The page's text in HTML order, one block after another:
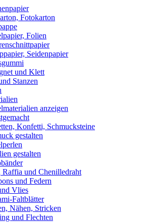
Fotokarton
Folien
Seidenpapier
und Klett
Stanzen
anzeigen
Konfetti, Schmucksteine
gestalten
gestalten
Raffia und Chenilledraht
und Federn
Vlies
Faltblätter
Nähen, Stricken
und Flechten